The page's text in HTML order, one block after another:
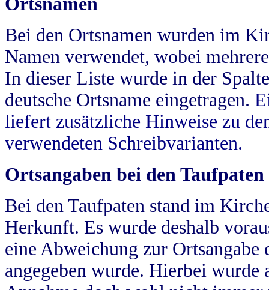
Bei den Ortsnamen wurden im
Namen verwendet, wobei
In dieser Liste wurde in der
deutsche Ortsname eingetragen.
liefert zusätzliche Hinweise zu
verwendeten Schreibvarianten.
Ortsangaben bei den Taufpaten
Bei den Taufpaten stand im
Herkunft. Es wurde deshalb
eine Abweichung zur
angegeben wurde. Hierbei wurde